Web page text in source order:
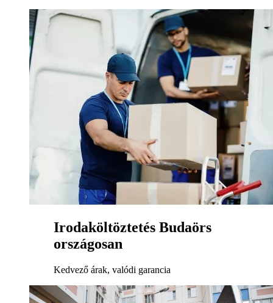
Irodaköltöztetés Budaörs
országosan
Kedvező árak, valódi garancia